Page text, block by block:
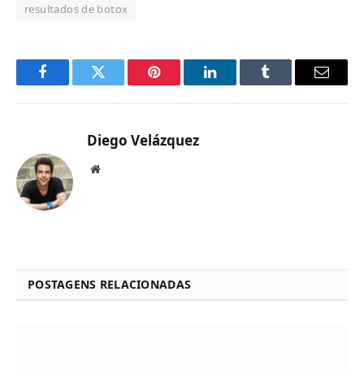
resultados de botox
FacebookTwitter Pinterest LinkedInTumblr Email
Diego Velázquez
Website
POSTAGENS RELACIONADAS